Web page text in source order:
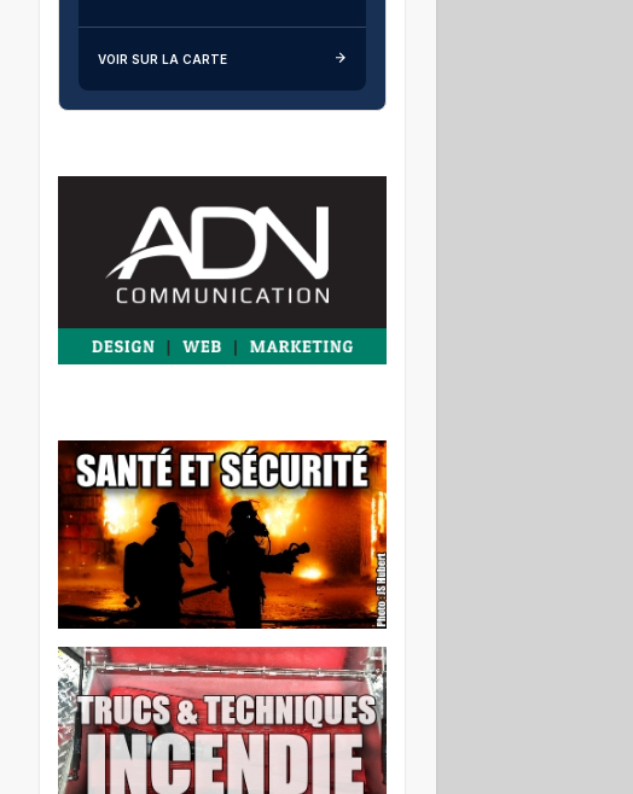
VOIR SUR LA CARTE